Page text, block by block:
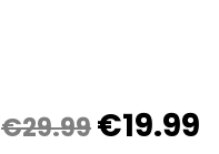
€29.99€19.99